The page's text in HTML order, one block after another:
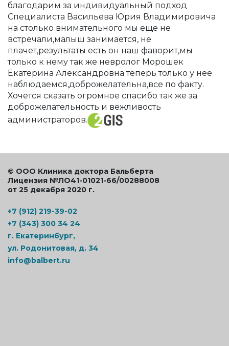
благодарим за индивидуальный подход
Специалиста Васильева Юрия Владимировича
на столько внимательного мы еще не
встречали,малыш занимается, не
плачет,результаты есть он наш фаворит,мы
только к нему так же невролог Морошек
Екатерина Александровна теперь только у нее
наблюдаемся,доброжелательна,все по факту.
Хочется сказать огромное спасибо так же за
доброжелательность и вежливость
администраторов.
© ООО Клиника доктора Бальберта
Лицензия №ЛО41-01021-66/00288008
от 25 декабря 2020 г.
+7 (912) 219-39-02
+7 (343) 300 34 24
г. Екатеринбург,
ул. Родонитовая, д. 34
info@balbert.ru